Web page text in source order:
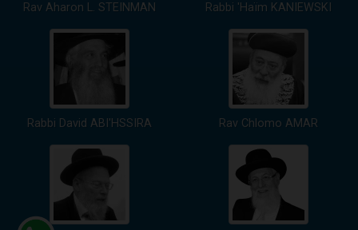
Rav Aharon L. STEINMAN Rabbi 'Haïm KANIEWSKI
Rabbi David ABI'HSSIRA Rav Chlomo AMAR